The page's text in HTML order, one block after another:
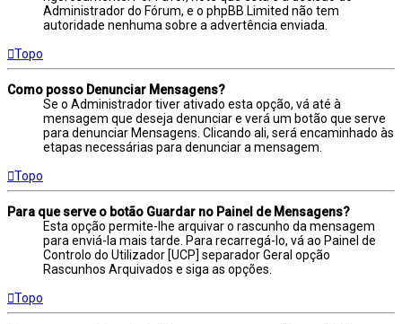
Administrador do Fórum, e o phpBB Limited não tem
autoridade nenhuma sobre a advertência enviada.
Topo
Como posso Denunciar Mensagens?
Se o Administrador tiver ativado esta opção, vá até à
mensagem que deseja denunciar e verá um botão que serve
para denunciar Mensagens. Clicando ali, será encaminhado às
etapas necessárias para denunciar a mensagem.
Topo
Para que serve o botão Guardar no Painel de Mensagens?
Esta opção permite-lhe arquivar o rascunho da mensagem
para enviá-la mais tarde. Para recarregá-lo, vá ao Painel de
Controlo do Utilizador [UCP] separador Geral opção
Rascunhos Arquivados e siga as opções.
Topo